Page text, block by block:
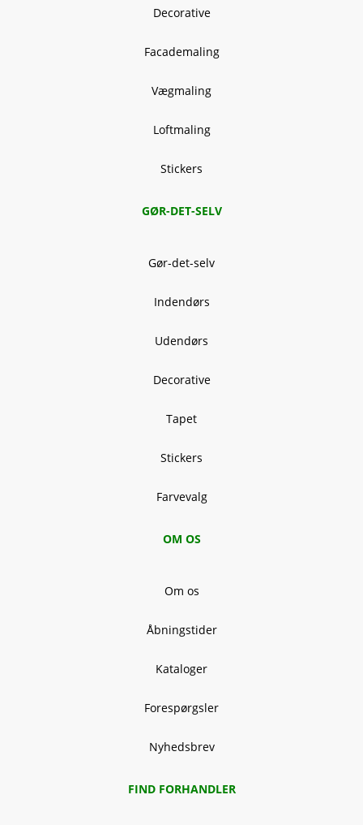
Decorative
Facademaling
Vægmaling
Loftmaling
Stickers
GØR-DET-SELV
Gør-det-selv
Indendørs
Udendørs
Decorative
Tapet
Stickers
Farvevalg
OM OS
Om os
Åbningstider
Kataloger
Forespørgsler
Nyhedsbrev
FIND FORHANDLER